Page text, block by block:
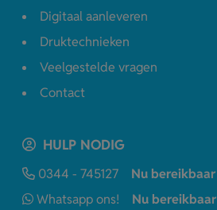
Digitaal aanleveren
Druktechnieken
Veelgestelde vragen
Contact
HULP NODIG
0344 - 745127
Nu bereikbaar
Whatsapp ons!
Nu bereikbaar